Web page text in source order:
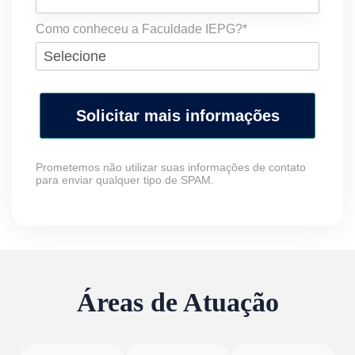
Como conheceu a Faculdade IEPG?*
Solicitar mais informações
Prometemos não utilizar suas informações de contato
para enviar qualquer tipo de SPAM.
Áreas de Atuação